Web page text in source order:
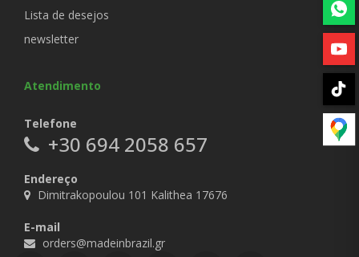
Lista de desejos
newsletter
Atendimento
Telefone
+30 694 2058 657
Endereço
Dimitrakopoulou 101 Kalithea 17676
E-mail
orders@madeinbrazil.gr